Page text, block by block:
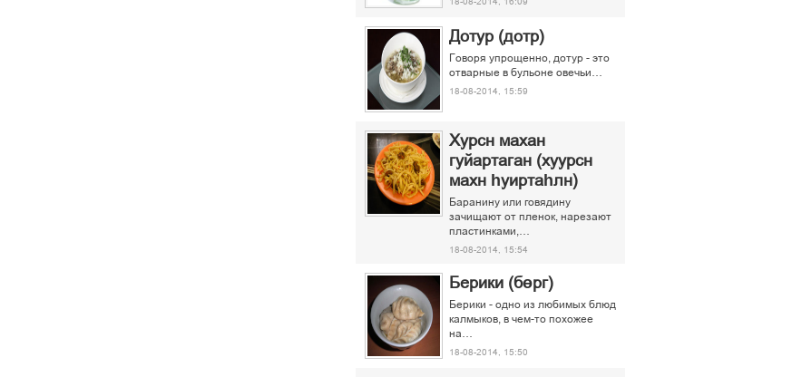
Дотур (дотр)
Говоря упрощенно, дотур - это
отварные в бульоне овечьи…
18-08-2014, 15:59
Хурсн махан
гуйартаган (хуурсн
махн һуиртаһлн)
Баранину или говядину
зачищают от пленок, нарезают
пластинками,…
18-08-2014, 15:54
Берики (бөрг)
Берики - одно из любимых блюд
калмыков, в чем-то похожее
на…
18-08-2014, 15:50